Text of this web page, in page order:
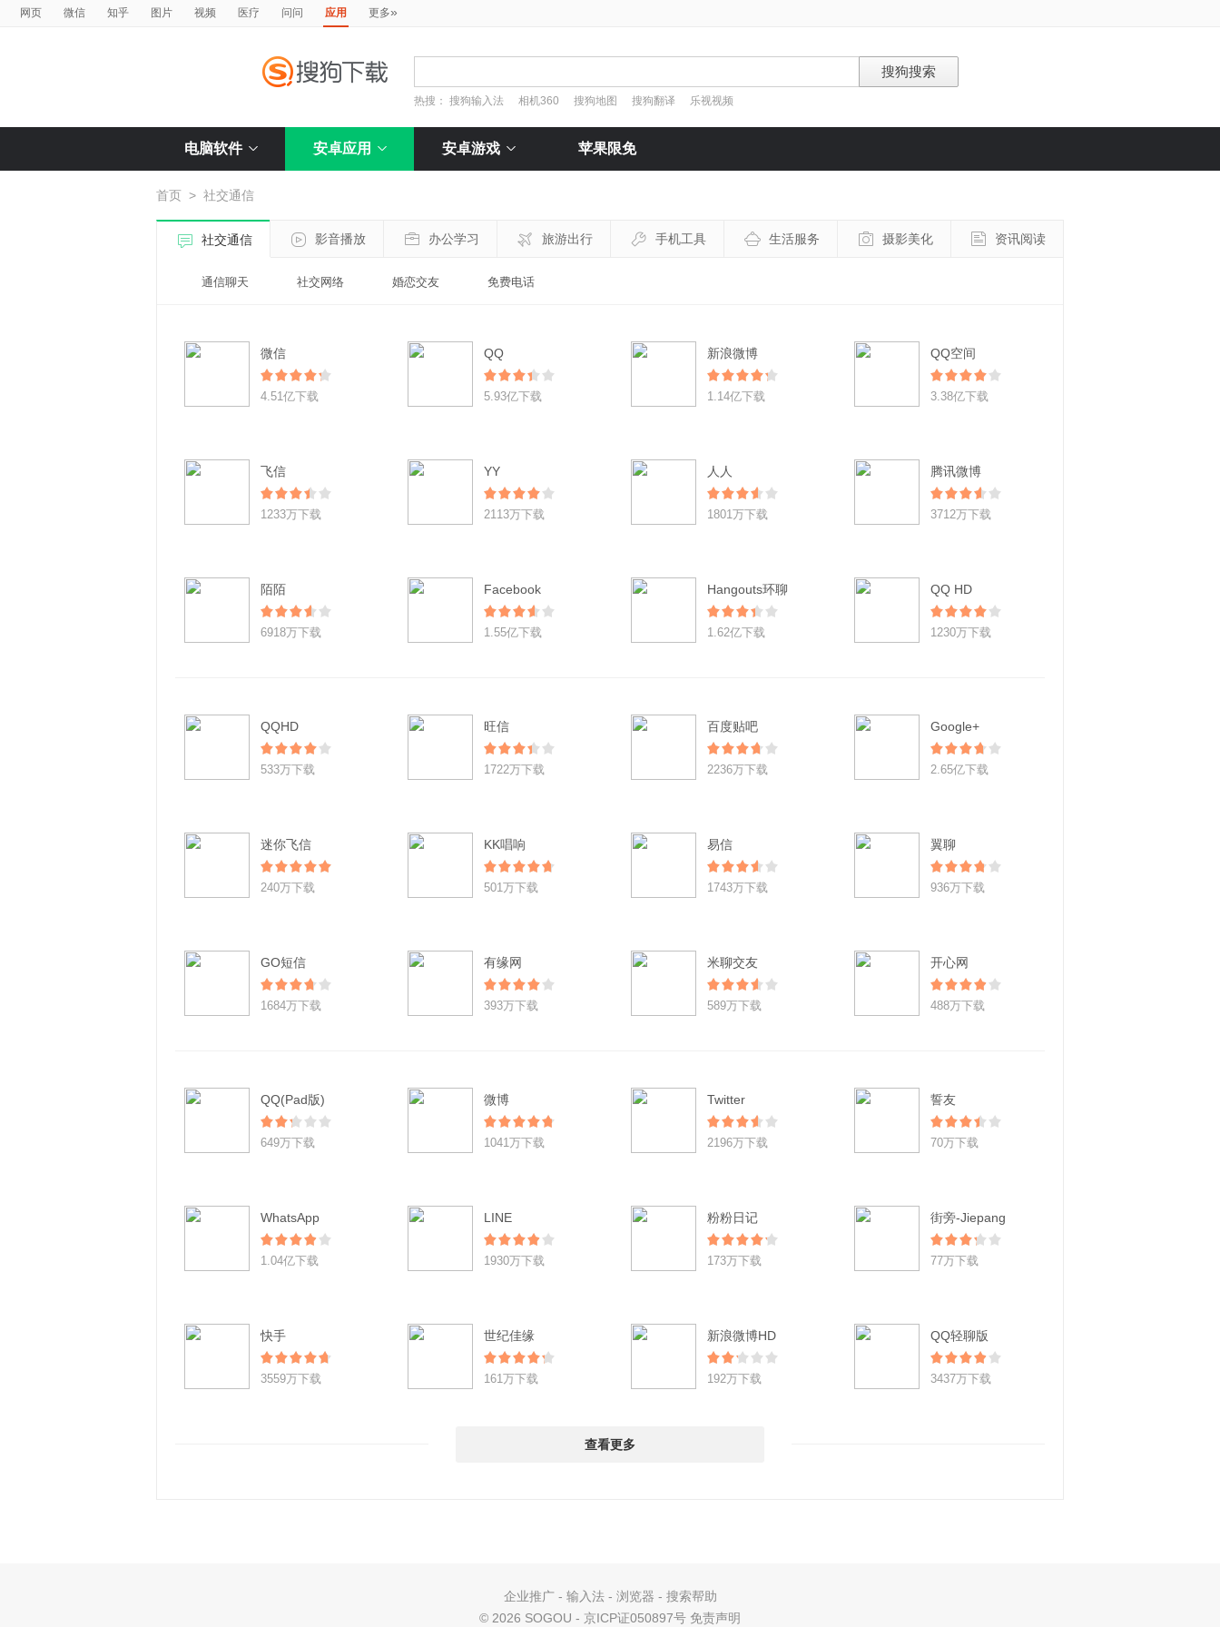
网页 微信 知乎 图片 视频 医疗 问问 应用 更多»
热搜： 搜狗输入法 相机360 搜狗地图 搜狗翻译 乐视视频
电脑软件 安卓应用 安卓游戏 苹果限免
首页 > 社交通信
社交通信 影音播放 办公学习 旅游出行 手机工具 生活服务 摄影美化 资讯阅读
通信聊天 社交网络 婚恋交友 免费电话
微信
4.51亿下载
QQ
5.93亿下载
新浪微博
1.14亿下载
QQ空间
3.38亿下载
飞信
1233万下载
YY
2113万下载
人人
1801万下载
腾讯微博
3712万下载
陌陌
6918万下载
Facebook
1.55亿下载
Hangouts环聊
1.62亿下载
QQ HD
1230万下载
QQHD
533万下载
旺信
1722万下载
百度贴吧
2236万下载
Google+
2.65亿下载
迷你飞信
240万下载
KK唱响
501万下载
易信
1743万下载
翼聊
936万下载
GO短信
1684万下载
有缘网
393万下载
米聊交友
589万下载
开心网
488万下载
QQ(Pad版)
649万下载
微博
1041万下载
Twitter
2196万下载
誓友
70万下载
WhatsApp
1.04亿下载
LINE
1930万下载
粉粉日记
173万下载
街旁-Jiepang
77万下载
快手
3559万下载
世纪佳缘
161万下载
新浪微博HD
192万下载
QQ轻聊版
3437万下载
查看更多
企业推广- 输入法- 浏览器 - 搜索帮助
© 2026 SOGOU - 京ICP证050897号 免责声明